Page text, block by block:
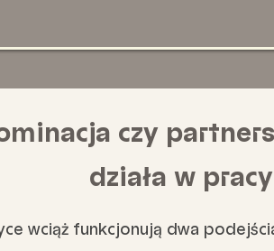
czy
działa w
wciąż funkcjonują dwa